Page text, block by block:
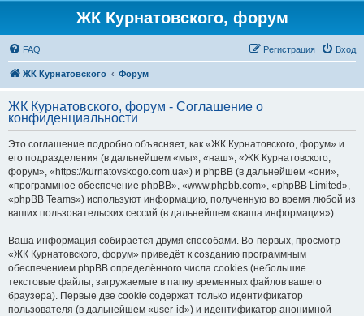
ЖК Курнатовского, форум
FAQ Вход
Регистрация
ЖК Курнатовского Форум
ЖК Курнатовского, форум - Соглашение о
конфиденциальности
Это соглашение подробно объясняет, как «ЖК Курнатовского, форум» и
его подразделения (в дальнейшем «мы», «наш», «ЖК Курнатовского,
форум», «https://kurnatovskogo.com.ua») и phpBB (в дальнейшем «они»,
«программное обеспечение phpBB», «www.phpbb.com», «phpBB Limited»,
«phpBB Teams») используют информацию, полученную во время любой из
ваших пользовательских сессий (в дальнейшем «ваша информация»).
Ваша информация собирается двумя способами. Во-первых, просмотр
«ЖК Курнатовского, форум» приведёт к созданию программным
обеспечением phpBB определённого числа cookies (небольшие
текстовые файлы, загружаемые в папку временных файлов вашего
браузера). Первые две cookie содержат только идентификатор
пользователя (в дальнейшем «user-id») и идентификатор анонимной